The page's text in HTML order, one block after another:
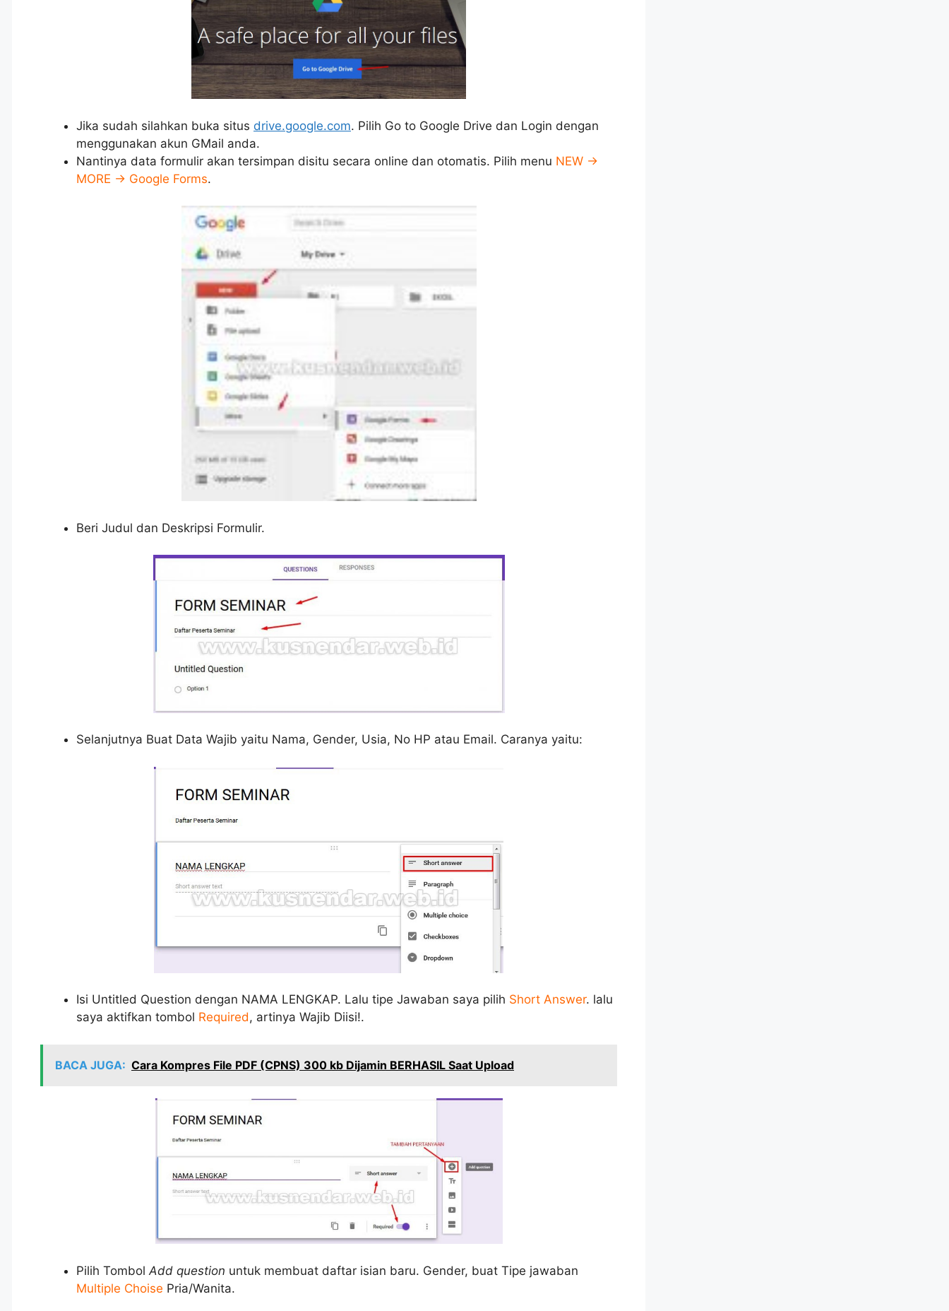
Jika sudah silahkan buka situs drive.google.com. Pilih Go to Google Drive dan Login dengan
menggunakan akun GMail anda.
Nantinya data formulir akan tersimpan disitu secara online dan otomatis. Pilih menu NEW ->
MORE -> Google Forms.
Beri Judul dan Deskripsi Formulir.
Selanjutnya Buat Data Wajib yaitu Nama, Gender, Usia, No HP atau Email. Caranya yaitu:
Isi Untitled Question dengan NAMA LENGKAP. Lalu tipe Jawaban saya pilih Short Answer. lalu
saya aktifkan tombol Required, artinya Wajib Diisi!.
BACA JUGA: Cara Kompres File PDF (CPNS) 300 kb Dijamin BERHASIL Saat Upload
Pilih Tombol Add question untuk membuat daftar isian baru. Gender, buat Tipe jawaban
Multiple Choise Pria/Wanita.